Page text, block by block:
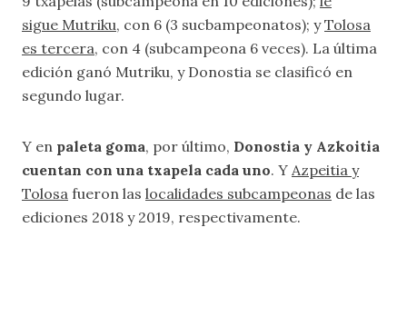
sigue Mutriku, con 6 (3 sucbampeonatos); yTolosa
es tercera, con 4 (subcampeona 6 veces). La última
edición ganó Mutriku, y Donostia se clasificó en
segundo lugar.
Y en paleta goma, por último, Donostia y Azkoitia
cuentan con una txapela cada uno. Y Azpeitia y
Tolosa fueron las localidades subcampeonas de las
ediciones 2018 y 2019, respectivamente.